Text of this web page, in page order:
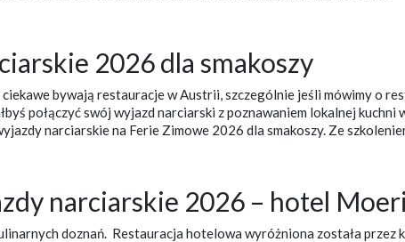
2026 dla smakoszy
ciekawe bywają restauracje w Austrii, szczególnie jeśli mówimy o
połączyć swój wyjazd narciarski z poznawaniem lokalnej kuchni
narciarskie na Ferie Zimowe 2026 dla smakoszy. Ze
narciarskie 2026 – hotel
doznań. Restauracja hotelowa wyróżniona została